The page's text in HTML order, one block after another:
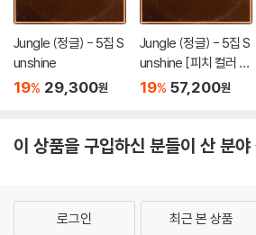
Jungle (정글) - 5집 S
unshine
19% 29,300원
Jungle (정글) - 5집 S
unshine [피치 컬러 L
P]
19% 57,200원
이 상품을 구입하신 분들이 산 분야
로그인 최근 본 상품